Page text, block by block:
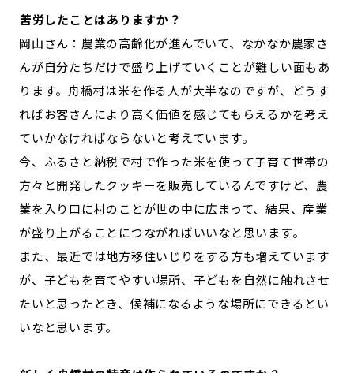
―――苦労したことはありますか？
岡山さん：農業の高齢化が進んでいて、なかなか農家さ
んが自分たちだけで盛り上げていくことが難しい面もあ
ります。舟橋村は米を作る人が大半なのですが、どうす
ればお客さんにより高く価値を感じてもらえるかを考え
ていかなければならないと考えています。
今、ふるさと納税で村で作った米を使って子育て世帯の
方々と開発したクッキーを販売しているんですけど、農
業を入り口に村のことが世の中に広まって、結果、産業
が盛り上がることにつながればいいなと思います。
また、最近では地方移住いじりをする方も増えています
が、子どもを育てやすい場所、子どもを自然に触れさせ
たいと思ったとき、候補になるような場所にできるとい
いなと思います。